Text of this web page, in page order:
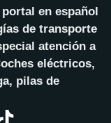
en español
de transporte
atención a
eléctricos,
pilas de